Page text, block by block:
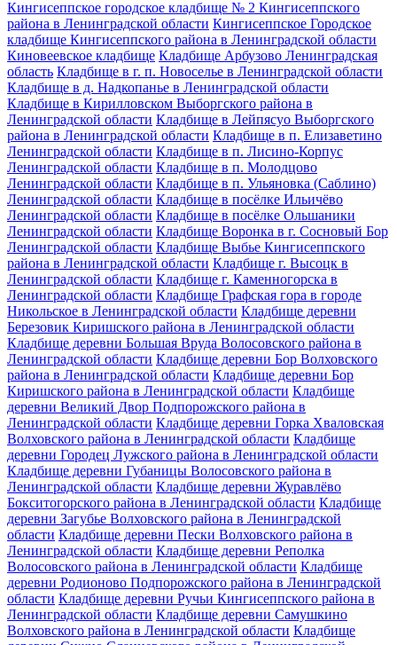
Кингисеппское городское кладбище № 2 Кингисеппского
района в Ленинградской области Кингисеппское Городское
кладбище Кингисеппского района в Ленинградской области
Киновеевское кладбище Кладбище Арбузово Ленинградская
область Кладбище в г. п. Новоселье в Ленинградской области
Кладбище в д. Надкопанье в Ленинградской области
Кладбище в Кирилловском Выборгского района в
Ленинградской области Кладбище в Лейпясуо Выборгского
района в Ленинградской области Кладбище в п. Елизаветино
Ленинградской области Кладбище в п. Лисино-Корпус
Ленинградской области Кладбище в п. Молодцово
Ленинградской области Кладбище в п. Ульяновка (Саблино)
Ленинградской области Кладбище в посёлке Ильичёво
Ленинградской области Кладбище в посёлке Ольшаники
Ленинградской области Кладбище Воронка в г. Сосновый Бор
Ленинградской области Кладбище Выбье Кингисеппского
района в Ленинградской области Кладбище г. Высоцк в
Ленинградской области Кладбище г. Каменногорска в
Ленинградской области Кладбище Графская гора в городе
Никольское в Ленинградской области Кладбище деревни
Березовик Киришского района в Ленинградской области
Кладбище деревни Большая Вруда Волосовского района в
Ленинградской области Кладбище деревни Бор Волховского
района в Ленинградской области Кладбище деревни Бор
Киришского района в Ленинградской области Кладбище
деревни Великий Двор Подпорожского района в
Ленинградской области Кладбище деревни Горка Хваловская
Волховского района в Ленинградской области Кладбище
деревни Городец Лужского района в Ленинградской области
Кладбище деревни Губаницы Волосовского района в
Ленинградской области Кладбище деревни Журавлёво
Бокситогорского района в Ленинградской области Кладбище
деревни Загубье Волховского района в Ленинградской
области Кладбище деревни Пески Волховского района в
Ленинградской области Кладбище деревни Реполка
Волосовского района в Ленинградской области Кладбище
деревни Родионово Подпорожского района в Ленинградской
области Кладбище деревни Ручьи Кингисеппского района в
Ленинградской области Кладбище деревни Самушкино
Волховского района в Ленинградской области Кладбище